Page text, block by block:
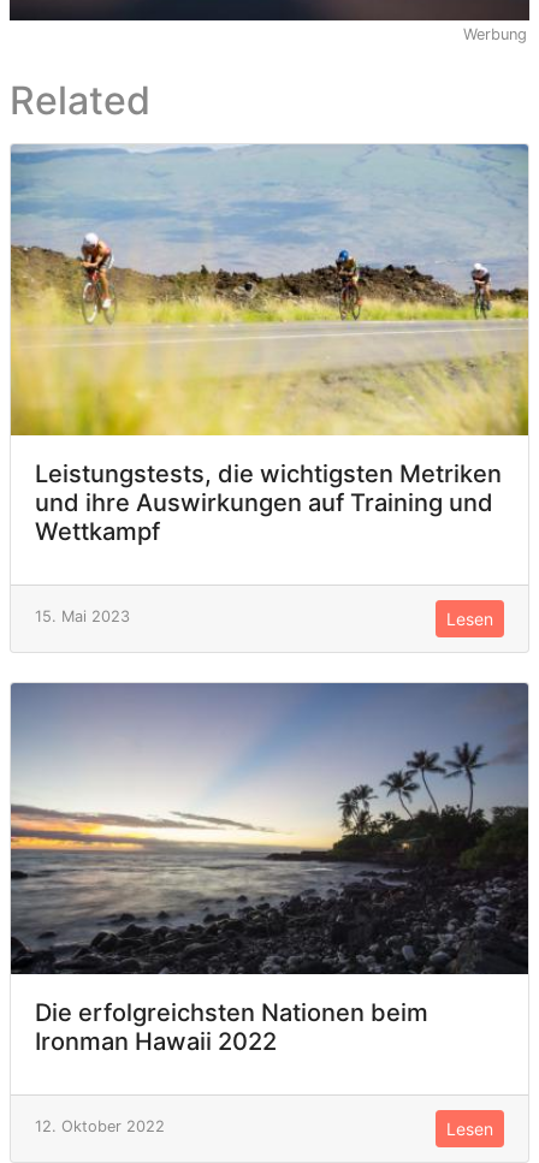
Werbung
Related
Leistungstests, die wichtigsten Metriken
und ihre Auswirkungen auf Training und
Wettkampf
15. Mai 2023 Lesen
Die erfolgreichsten Nationen beim
Ironman Hawaii 2022
12. Oktober 2022 Lesen